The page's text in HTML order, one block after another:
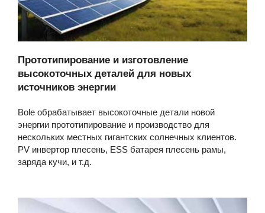
Прототипирование и изготовление
высокоточных деталей для новых
источников энергии
Bole обрабатывает высокоточные детали новой
энергии прототипирование и производство для
нескольких местных гигантских солнечных клиентов.
PV инвертор плесень, ESS батарея плесень рамы,
заряда кучи, и т.д.